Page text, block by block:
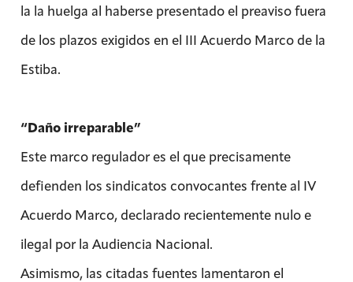
la la huelga al haberse presentado el preaviso fuera
de los plazos exigidos en el III Acuerdo Marco de la
Estiba.
“Daño irreparable”
Este marco regulador es el que precisamente
defienden los sindicatos convocantes frente al IV
Acuerdo Marco, declarado recientemente nulo e
ilegal por la Audiencia Nacional.
Asimismo, las citadas fuentes lamentaron el